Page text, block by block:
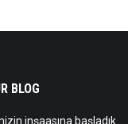
BLOG
inşaasına başladık.